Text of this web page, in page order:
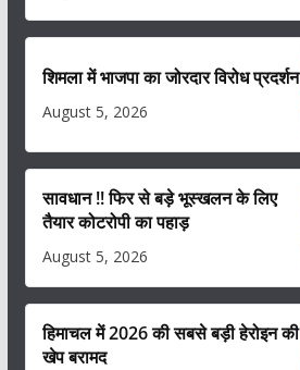
शिमला में भाजपा का जोरदार विरोध प्रदर्शन
August 5, 2026
सावधान !! फिर से बड़े भूस्खलन के लिए
तैयार कोटरोपी का पहाड़
August 5, 2026
हिमाचल में 2026 की सबसे बड़ी हेरोइन की
खेप बरामद